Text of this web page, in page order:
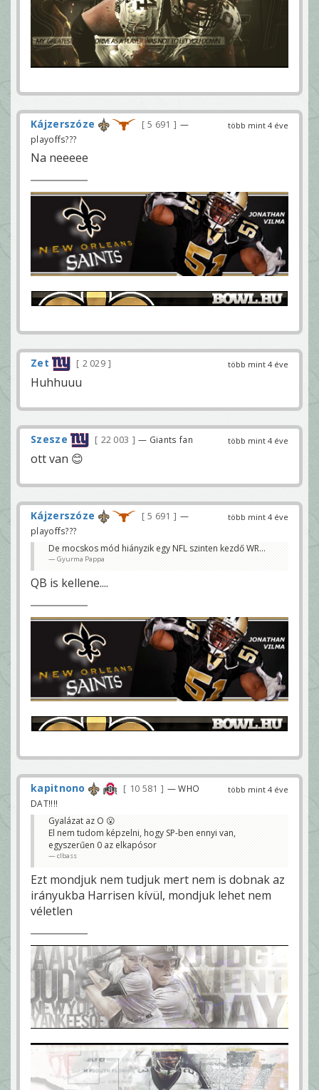
több mint 4 éve
Kájzerszóze 5 691
—
playoffs???
Na neeeee
több mint 4 éve
Zet 2 029
Huhhuuu
több mint 4 éve
Szesze 22 003 — Giants fan
ott van 😊
több mint 4 éve
Kájzerszóze 5 691
—
playoffs???
De mocskos mód hiányzik egy NFL szinten kezdő WR...
Gyurma Pappa
QB is kellene....
több mint 4 éve
kapitnono 10 581
— WHO
DAT!!!!
Gyalázat az O 😮
El nem tudom képzelni, hogy SP-ben ennyi van,
egyszerűen 0 az elkapósor
clbass
Ezt mondjuk nem tudjuk mert nem is dobnak az
irányukba Harrisen kívül, mondjuk lehet nem
véletlen